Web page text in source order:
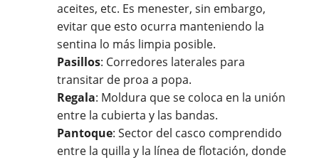
aceites, etc. Es menester, sin embargo,
evitar que esto ocurra manteniendo la
sentina lo más limpia posible.
Pasillos: Corredores laterales para
transitar de proa a popa.
Regala: Moldura que se coloca en la unión
entre la cubierta y las bandas.
Pantoque: Sector del casco comprendido
entre la quilla y la línea de flotación, donde